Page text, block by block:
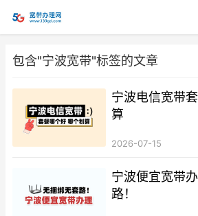
包含"宁波宽带"标签的文章
宁波电信宽带
算
2026-07-15
宁波便宜宽带
路！